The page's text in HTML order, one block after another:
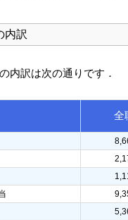
内訳
内訳は次の通りです．
全